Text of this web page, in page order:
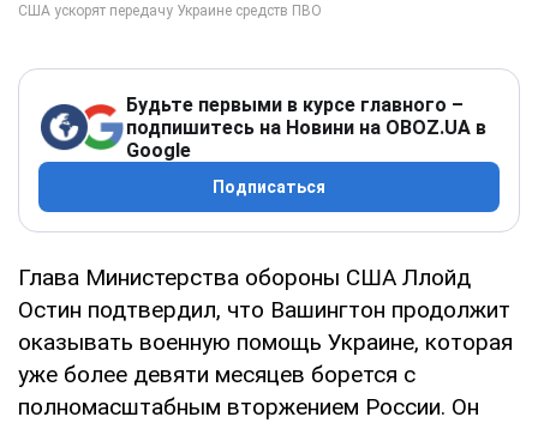
Будьте первыми в курсе главного –
подпишитесь на Новини на OBOZ.UA в
Google
Подписаться
Глава Министерства обороны США Ллойд
Остин подтвердил, что Вашингтон продолжит
оказывать военную помощь Украине, которая
уже более девяти месяцев борется с
полномасштабным вторжением России. Он